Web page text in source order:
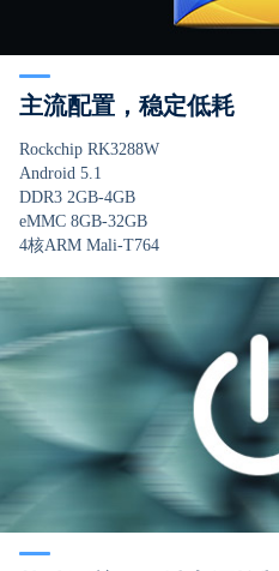
主流配置，稳定低耗
Rockchip RK3288W
Android 5.1
DDR3 2GB-4GB
eMMC 8GB-32GB
4核ARM Mali-T764